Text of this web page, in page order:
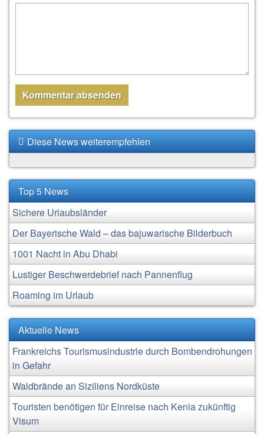
Diese News weiterempfehlen
Top 5 News
Sichere Urlaubsländer
Der Bayerische Wald – das bajuwarische Bilderbuch
1001 Nacht in Abu Dhabi
Lustiger Beschwerdebrief nach Pannenflug
Roaming im Urlaub
Aktuelle News
Frankreichs Tourismusindustrie durch Bombendrohungen
in Gefahr
Waldbrände an Siziliens Nordküste
Touristen benötigen für Einreise nach Kenia zukünftig
Visum